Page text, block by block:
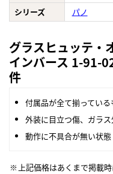
シリーズ
パノ
グラスヒュッテ・
インバース 1-91-
件
付属品が全て揃っている
外装に目立つ傷、ガラ
動作に不具合が無い状態
上記価格はあくまで掲載